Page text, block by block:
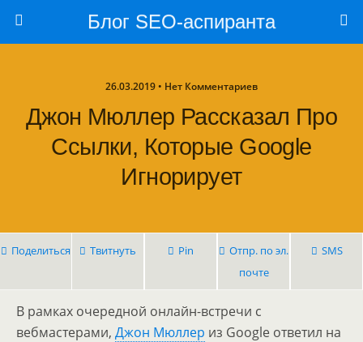
Блог SEO-аспиранта
26.03.2019 • Нет Комментариев
Джон Мюллер Рассказал Про
Ссылки, Которые Google
Игнорирует
Поделиться Твитнуть Pin
Отпр. по эл.
почте
SMS
В рамках очередной онлайн-встречи с
вебмастерами, Джон Мюллер из Google ответил на